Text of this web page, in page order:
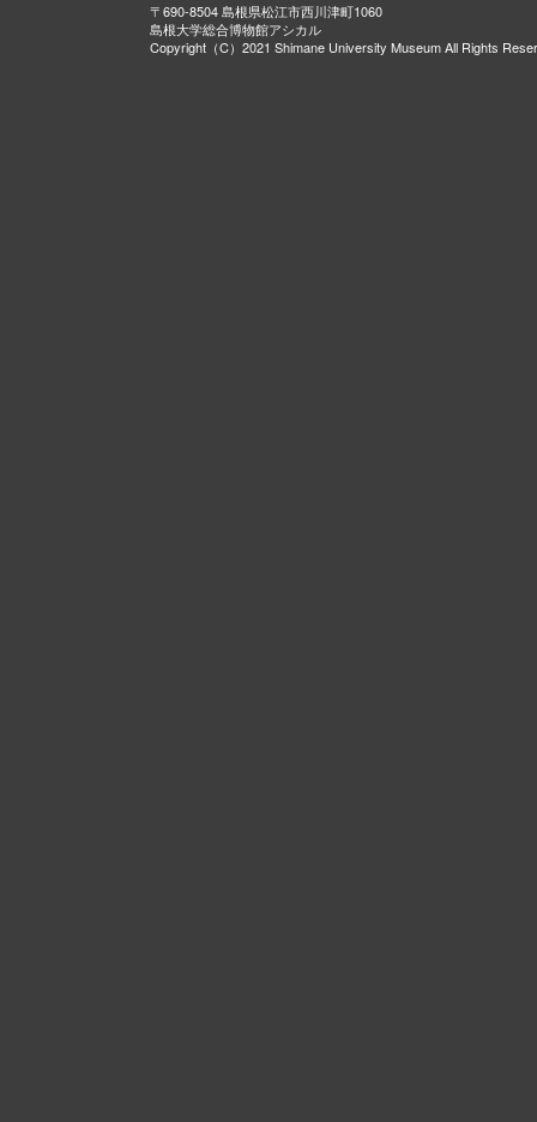
〒690-8504 島根県松江市西川津町1060
島根大学総合博物館アシカル
Copyright（C）2021 Shimane University Museum All Rights